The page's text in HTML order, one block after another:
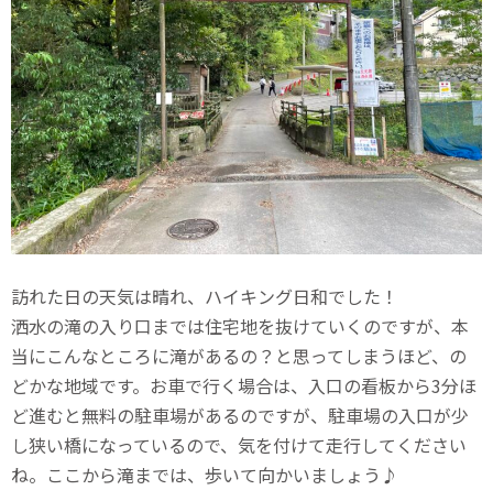
訪れた日の天気は晴れ、ハイキング日和でした！
洒水の滝の入り口までは住宅地を抜けていくのですが、本
当にこんなところに滝があるの？と思ってしまうほど、の
どかな地域です。お車で行く場合は、入口の看板から3分ほ
ど進むと無料の駐車場があるのですが、駐車場の入口が少
し狭い橋になっているので、気を付けて走行してください
ね。ここから滝までは、歩いて向かいましょう♪